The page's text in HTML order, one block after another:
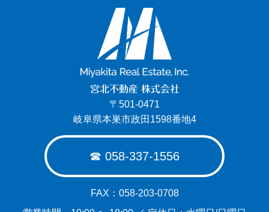
宮北不動産 株式会社
〒501-0471
岐阜県本巣市政田1598番地4
☎︎ 058-337-1556
FAX：058-203-0708